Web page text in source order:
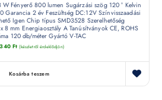
Fényerő 800 lumen Sugárzási szög 120 ° Kelvin
Garancia 2 év Feszültség DC:12V Színvisszaadási
Igen Chip típus SMD3528 Szerelhetőség
8 mm Energiaosztály A Tanúsítványok CE, ROHS
120 db/méter Gyártó V-TAC
Ft (készletről érdeklődjön)
Kosárba teszem